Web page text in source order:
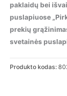
MAPA
MAX
SP5,
091112
paklaidų bei
puslapiuose
prekių
svetainės
Produkto kodas: